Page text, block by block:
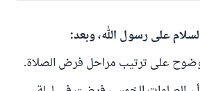
على رسول الله، وبعد:
على ترتيب مراحل فرض الصلاة.